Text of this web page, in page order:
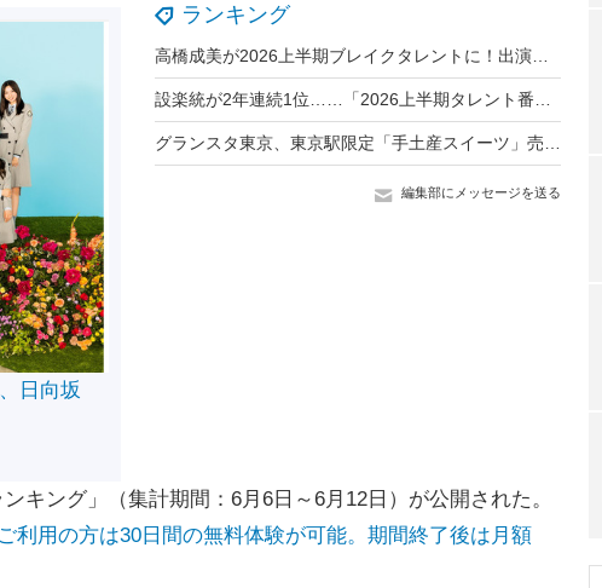
ランキング
編集部にメッセージを送る
日向坂
ング」（集計期間：6月6日～6月12日）が公開された。
用の方は30日間の無料体験が可能。期間終了後は月額